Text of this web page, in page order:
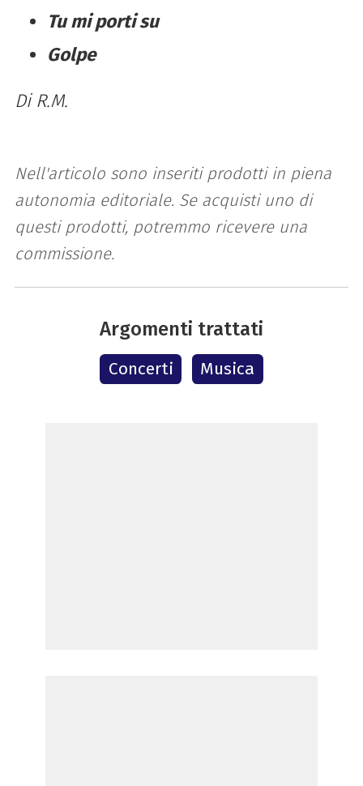
Tu mi porti su
Golpe
Di R.M.
Nell'articolo sono inseriti prodotti in piena
autonomia editoriale. Se acquisti uno di
questi prodotti, potremmo ricevere una
commissione.
Argomenti trattati
Concerti Musica